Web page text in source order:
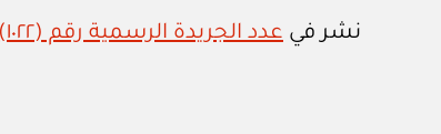
نشر في عدد الجريدة الرسمية رقم (١٠٢٢) الصادر في ٢٨ / ٧ / ٢٠١٣م